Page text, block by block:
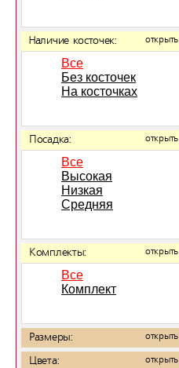
Наличие косточек: открыть
Все
Без косточек
На косточках
Посадка: открыть
Все
Высокая
Низкая
Средняя
Комплекты: открыть
Все
Комплект
Размеры: открыть
Цвета: открыть